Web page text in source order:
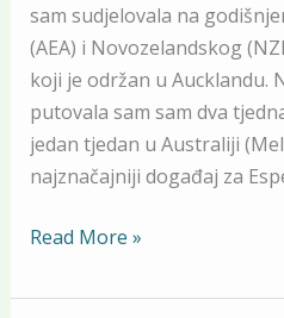
sam sudjelovala na
(AEA) i Novozelandskog
koji je održan u Aucklandu.
putovala sam sam dva
jedan tjedan u Australiji
najznačajniji događaj za
Read More »